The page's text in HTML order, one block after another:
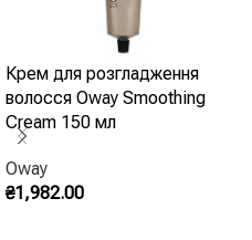
Крем для розгладження
волосся Oway Smoothing
Cream 150 мл
Oway
₴1,982.00